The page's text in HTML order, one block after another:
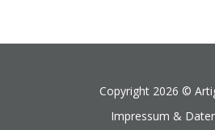
Copyright 2026 ©
Impressum &